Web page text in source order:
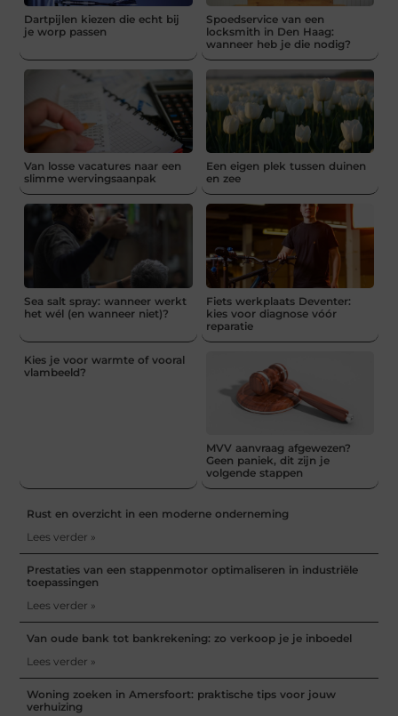
Dartpijlen kiezen die echt bij
je worp passen
Spoedservice van een
locksmith in Den Haag:
wanneer heb je die nodig?
Van losse vacatures naar een
slimme wervingsaanpak
Een eigen plek tussen duinen
en zee
Sea salt spray: wanneer werkt
het wél (en wanneer niet)?
Fiets werkplaats Deventer:
kies voor diagnose vóór
reparatie
Kies je voor warmte of vooral
vlambeeld?
MVV aanvraag afgewezen?
Geen paniek, dit zijn je
volgende stappen
Rust en overzicht in een moderne onderneming
Lees verder »
Prestaties van een stappenmotor optimaliseren in industriële
toepassingen
Lees verder »
Van oude bank tot bankrekening: zo verkoop je je inboedel
Lees verder »
Woning zoeken in Amersfoort: praktische tips voor jouw
verhuizing